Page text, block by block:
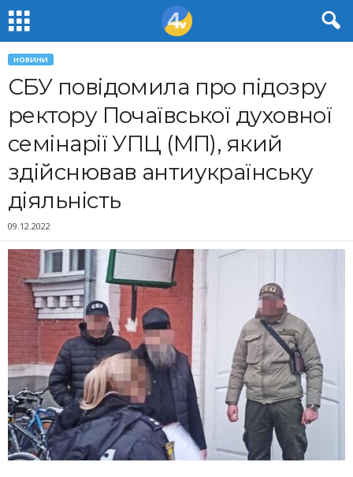
НОВИНИ
СБУ повідомила про підозру
ректору Почаївської духовної
семінарії УПЦ (МП), який
здійснював антиукраїнську
діяльність
09.12.2022